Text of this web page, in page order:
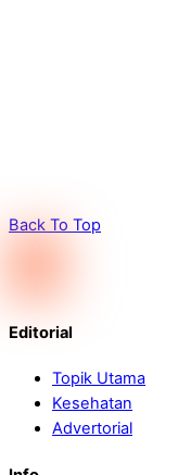
Back To Top
Editorial
Topik Utama
Kesehatan
Advertorial